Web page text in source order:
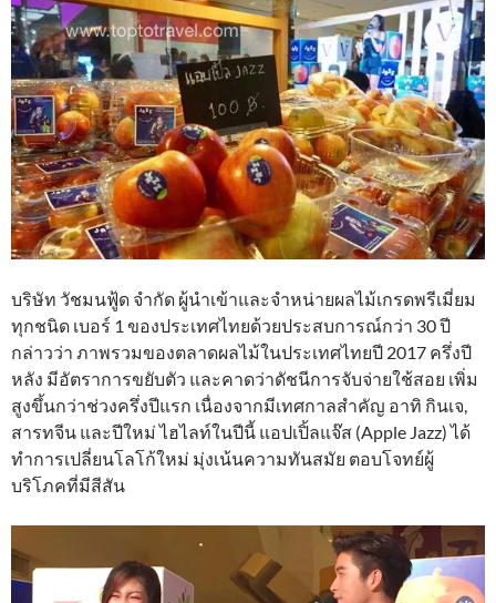
บริษัท วัชมนฟู้ด จำกัด ผู้นำเข้าและจำหน่ายผลไม้เกรดพรีเมี่ยม
ทุกชนิด เบอร์ 1 ของประเทศไทยด้วยประสบการณ์กว่า 30 ปี
กล่าวว่า ภาพรวมของตลาดผลไม้ในประเทศไทยปี 2017 ครึ่งปี
หลัง มีอัตราการขยับตัว และคาดว่าดัชนีการจับจ่ายใช้สอย เพิ่ม
สูงขึ้นกว่าช่วงครึ่งปีแรก เนื่องจากมีเทศกาลสำคัญ อาทิ กินเจ,
สารทจีน และปีใหม่ ไฮไลท์ในปีนี้ แอปเปิ้ลแจ๊ส (Apple Jazz) ได้
ทำการเปลี่ยนโลโก้ใหม่ มุ่งเน้นความทันสมัย ตอบโจทย์ผู้
บริโภคที่มีสีสัน